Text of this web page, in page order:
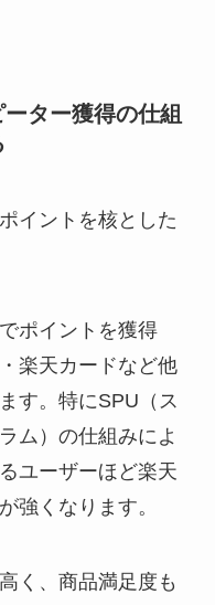
ター獲得の仕組
イントを核とした
ポイントを獲得
楽天カードなど他
す。特にSPU（ス
ム）の仕組みによ
ユーザーほど楽天
強くなります。
く、商品満足度も